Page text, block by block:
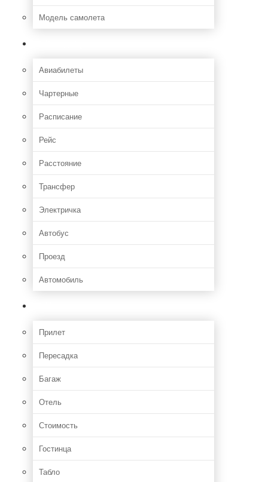
Модель самолета
Авиабилеты
Чартерные
Расписание
Рейс
Расстояние
Трансфер
Электричка
Автобус
Проезд
Автомобиль
Прилет
Пересадка
Багаж
Отель
Стоимость
Гостинца
Табло